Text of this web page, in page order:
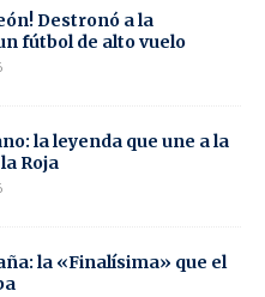
Destronó a la
fútbol de alto vuelo
la leyenda que une a la
Roja
la «Finalísima» que el